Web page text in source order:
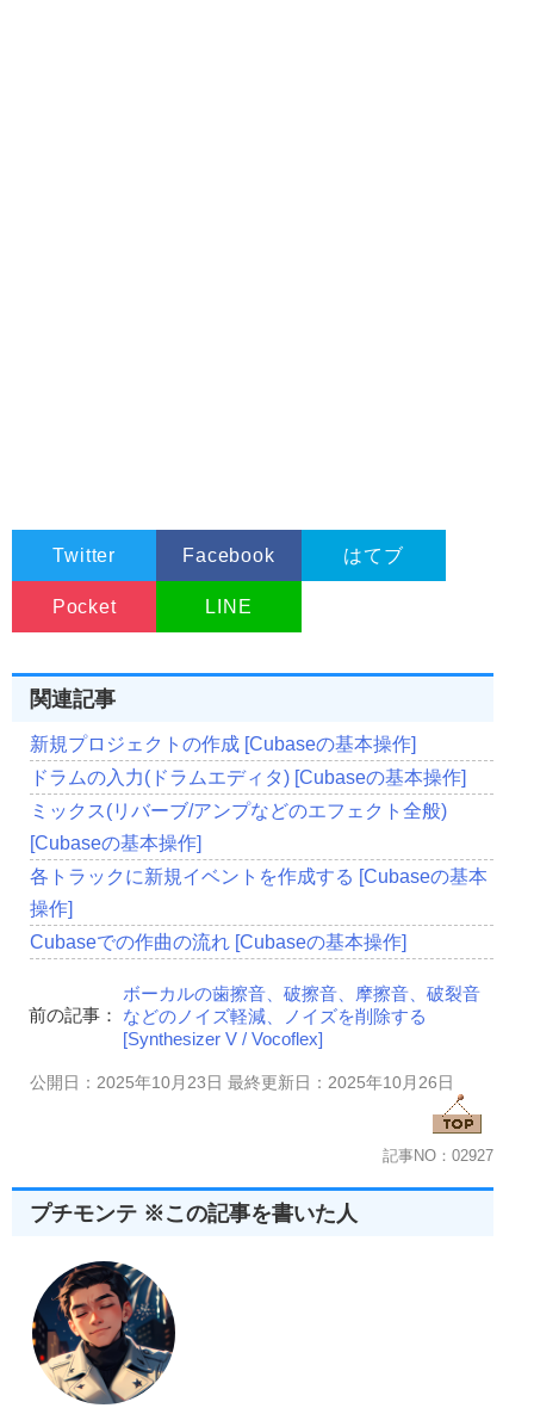
Twitter Facebook はてブ
Pocket LINE
関連記事
新規プロジェクトの作成 [Cubaseの基本操作]
ドラムの入力(ドラムエディタ) [Cubaseの基本操作]
ミックス(リバーブ/アンプなどのエフェクト全般)
[Cubaseの基本操作]
各トラックに新規イベントを作成する [Cubaseの基本
操作]
Cubaseでの作曲の流れ [Cubaseの基本操作]
前の記事：
ボーカルの歯擦音、破擦音、摩擦音、破裂音
などのノイズ軽減、ノイズを削除する
[Synthesizer V / Vocoflex]
公開日：2025年10月23日 最終更新日：2025年10月26日
記事NO：02927
プチモンテ ※この記事を書いた人